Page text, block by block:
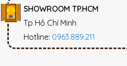
SHOWROOM TP.HCM
Tp Hồ Chí Minh
Hotline: 0963.889.211